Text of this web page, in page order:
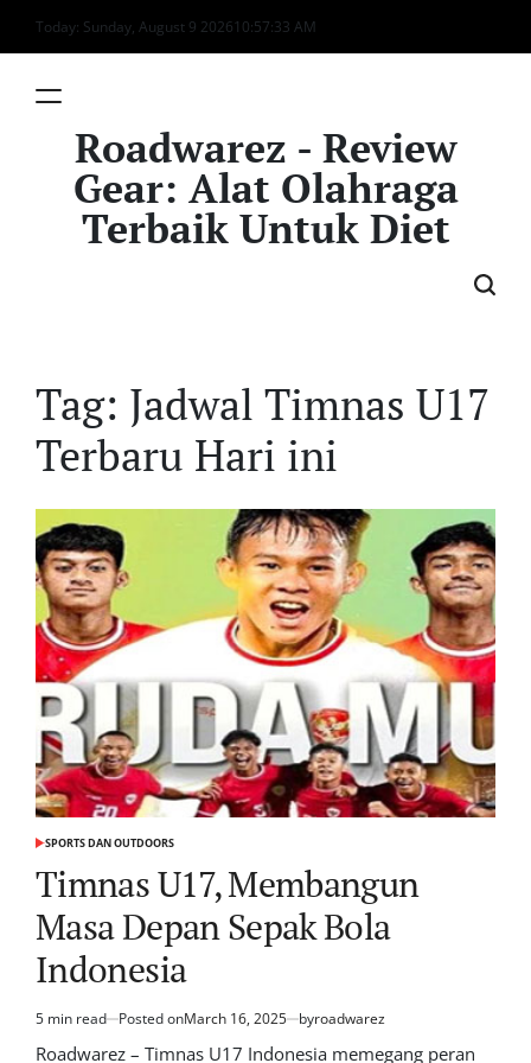
Skip
to
Today: Sunday, August 9 202610:57:33 AM
Roadwarez - Review
Gear: Alat Olahraga
Terbaik Untuk Diet
Tag: Jadwal Timnas U17
Terbaru Hari ini
POSTED
SPORTS DAN OUTDOORS
Timnas U17, Membangun
Masa Depan Sepak Bola
Indonesia
Estimated
read
5 min read Posted onMarch 16, 2025 byroadwarez
Roadwarez – Timnas U17 Indonesia memegang peran